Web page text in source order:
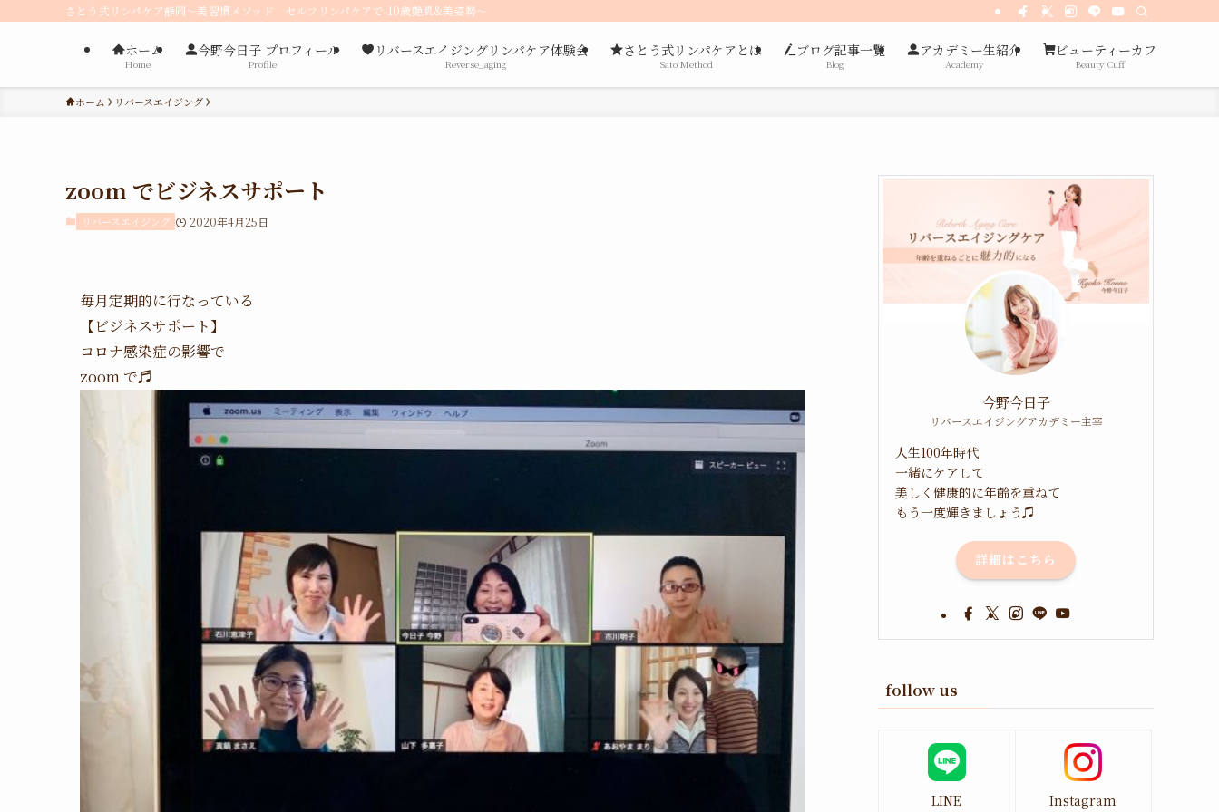
さとう式リンパケア静岡〜美習慣メソッド セルフリンパケアで-10歳艶肌&美姿勢〜
ホーム
Home
今野今日子 プロフィール
Profile
リバースエイジングリンパケア体験会
Reverse_aging
さとう式リンパケアとは
Sato Method
ブログ記事一覧
Blog
アカデミー生紹介
Academy
ビューティーカフ
Beauty Cuff
ホーム リバースエイジング
zoom でビジネスサポート
リバースエイジング 2020年4月25日
毎月定期的に行なっている
【ビジネスサポート】
コロナ感染症の影響で
zoom で♬
今野今日子
リバースエイジングアカデミー主宰
人生100年時代
一緒にケアして
美しく健康的に年齢を重ねて
もう一度輝きましょう♫
詳細はこちら
follow us
LINE Instagram